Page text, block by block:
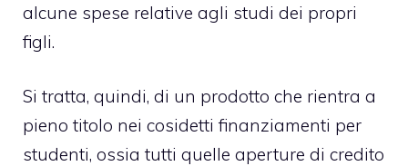
alcune spese relative agli studi dei propri
figli.
Si tratta, quindi, di un prodotto che rientra a
pieno titolo nei cosidetti finanziamenti per
studenti, ossia tutti quelle aperture di credito